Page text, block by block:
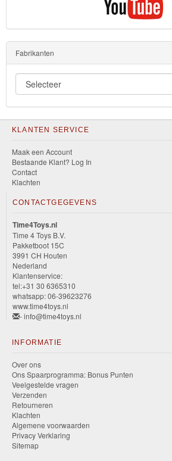
Fabrikanten
KLANTEN SERVICE
Maak een Account
Bestaande Klant? Log In
Contact
Klachten
CONTACTGEGEVENS
Time4Toys.nl
Time 4 Toys B.V.
Pakketboot 15C
3991 CH Houten
Nederland
Klantenservice:
tel:+31 30 6365310
whatsapp: 06-39623276
www.time4toys.nl
- info@time4toys.nl
INFORMATIE
Over ons
Ons Spaarprogramma: Bonus Punten
Veelgestelde vragen
Verzenden
Retourneren
Klachten
Algemene voorwaarden
Privacy Verklaring
Sitemap